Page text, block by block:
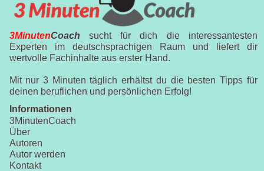
3MinutenCoach sucht für dich die interessantesten
Experten im deutschsprachigen Raum und liefert dir
wertvolle Fachinhalte aus erster Hand.
Mit nur 3 Minuten täglich erhältst du die besten Tipps für
deinen beruflichen und persönlichen Erfolg!
Informationen
3MinutenCoach
Über
Autoren
Autor werden
Kontakt